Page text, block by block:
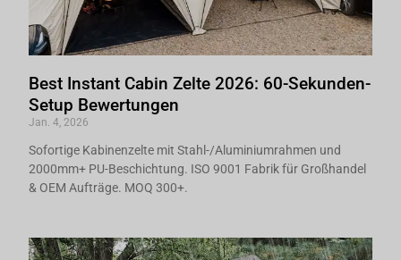
Best Instant Cabin Zelte 2026: 60-Sekunden-
Setup Bewertungen
Jan. 4, 2026
Sofortige Kabinenzelte mit Stahl-/Aluminiumrahmen und
2000mm+ PU-Beschichtung. ISO 9001 Fabrik für Großhandel
& OEM Aufträge. MOQ 300+.